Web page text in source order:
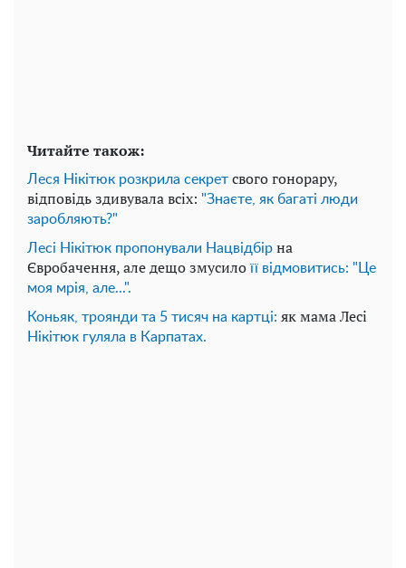
Читайте також:
Леся Нікітюк розкрила секрет свого гонорару,
відповідь здивувала всіх: "Знаєте, як багаті люди
заробляють?"
Лесі Нікітюк пропонували Нацвідбір на
Євробачення, але дещо змусило її відмовитись: "Це
моя мрія, але...".
Коньяк, троянди та 5 тисяч на картці: як мама Лесі
Нікітюк гуляла в Карпатах.